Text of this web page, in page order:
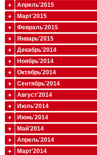
Апрель'2015
Март'2015
Февраль'2015
Январь'2015
Декабрь'2014
Ноябрь'2014
Октябрь'2014
Сентябрь'2014
Август'2014
Июль'2014
Июнь'2014
Май'2014
Апрель'2014
Март'2014